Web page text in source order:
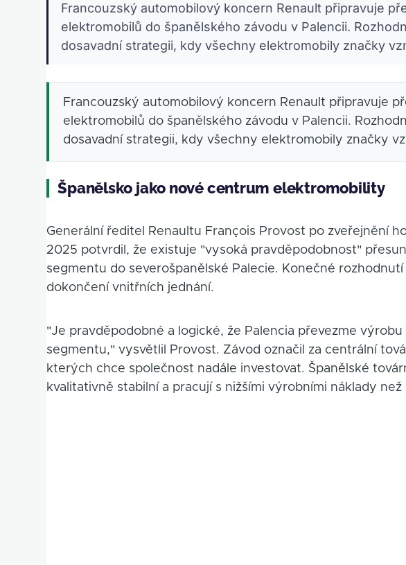
Francouzský automobilový koncern Renault připravuje
elektromobilů do španělského závodu v Palencii.
dosavadní strategii, kdy všechny elektromobily značky
Francouzský automobilový koncern Renault připravuje
elektromobilů do španělského závodu v Palencii.
dosavadní strategii, kdy všechny elektromobily značky
Španělsko jako nové centrum elektromobility
Generální ředitel Renaultu François Provost po zveřejnění
2025 potvrdil, že existuje "vysoká pravděpodobnost"
segmentu do severošpanělské Palecie. Konečné
dokončení vnitřních jednání.
"Je pravděpodobné a logické, že Palencia převezme
segmentu," vysvětlil Provost. Závod označil za centrální
kterých chce společnost nadále investovat. Španělské
kvalitativně stabilní a pracují s nižšími výrobními náklady než